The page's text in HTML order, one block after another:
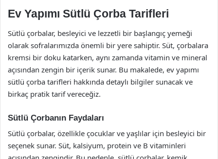
Ev Yapımı Sütlü Çorba Tarifleri
Sütlü çorbalar, besleyici ve lezzetli bir başlangıç yemeği
olarak sofralarımızda önemli bir yere sahiptir. Süt, çorbalara
kremsi bir doku katarken, aynı zamanda vitamin ve mineral
açısından zengin bir içerik sunar. Bu makalede, ev yapımı
sütlü çorba tarifleri hakkında detaylı bilgiler sunacak ve
birkaç pratik tarif vereceğiz.
Sütlü Çorbanın Faydaları
Sütlü çorbalar, özellikle çocuklar ve yaşlılar için besleyici bir
seçenek sunar. Süt, kalsiyum, protein ve B vitaminleri